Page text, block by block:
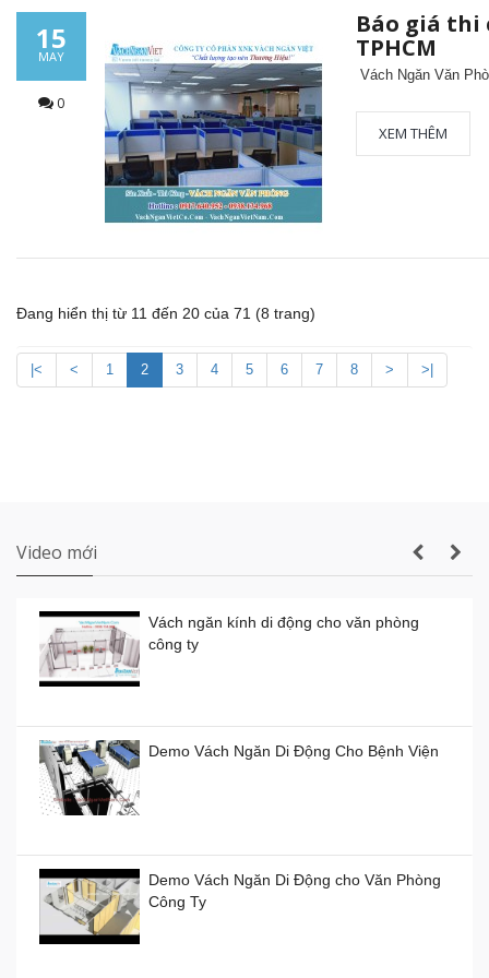
15
MAY
0
Báo giá thi
TPHCM
Vách Ngăn Văn
XEM THÊM
Đang hiển thị từ 11 đến 20 của 71 (8 trang)
|< < 1 2 3 4 5 6 7 8 > >|
Video mới
Composite giá rẻ TPHCM
Sản xuất VÁCH NGĂN DI ĐỘNG nhà hàng
tiệc cưới lớn nhất Gia Lai
Vách ngăn kính di động cho văn phòng
công ty
Demo Vách Ngăn Di Động Cho Bệnh Viện
Demo Vách Ngăn Di Động cho Văn Phòng
Công Ty
Vách ngăn kính di động giá rẻ
Giá:0đ
Vách ngăn xếp di động ở TP HCM giá bao
nhiêu tiền?
Giá:0đ